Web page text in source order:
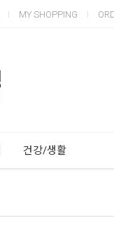
MY SHOPPING
건강/생활